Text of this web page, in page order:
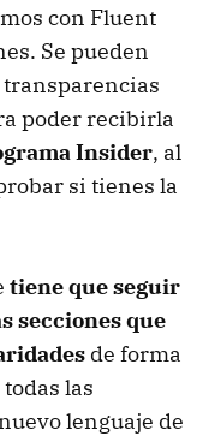
con Fluent
Se pueden
poder recibirla
Insider, al
si tienes la
tiene que seguir
secciones que
de forma
las
lenguaje de